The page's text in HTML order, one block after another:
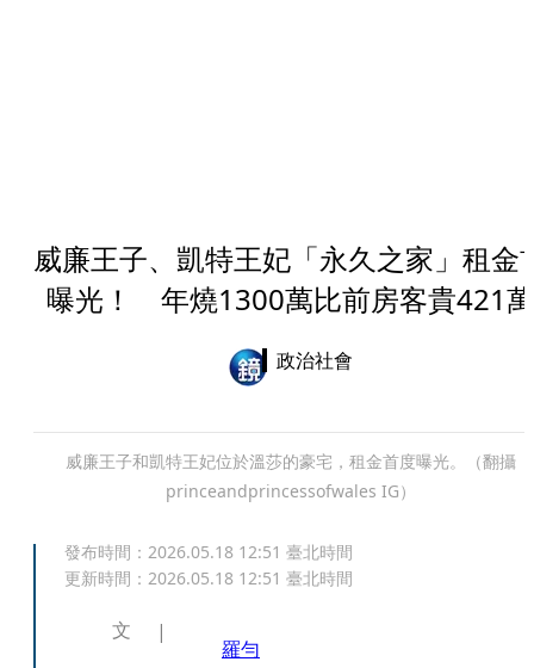
威廉王子、凱特王妃「永久之家」租金
曝光！ 年燒1300萬比前房客貴421萬
政治社會
威廉王子和凱特王妃位於溫莎的豪宅，租金首度曝光。（翻攝
princeandprincessofwales IG）
發布時間： 2026.05.18 12:51 臺北時間
更新時間： 2026.05.18 12:51 臺北時間
文
羅勻